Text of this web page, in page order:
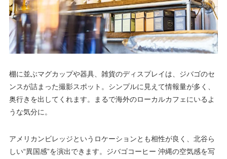
棚に並ぶマグカップや器具、雑貨のディスプレイは、ジバゴのセ
ンスが詰まった撮影スポット。シンプルに見えて情報量が多く、
奥行きを出してくれます。まるで海外のローカルカフェにいるよ
うな気分に。
アメリカンビレッジというロケーションとも相性が良く、北谷ら
しい“異国感”を演出できます。ジバゴコーヒー 沖縄の空気感を写